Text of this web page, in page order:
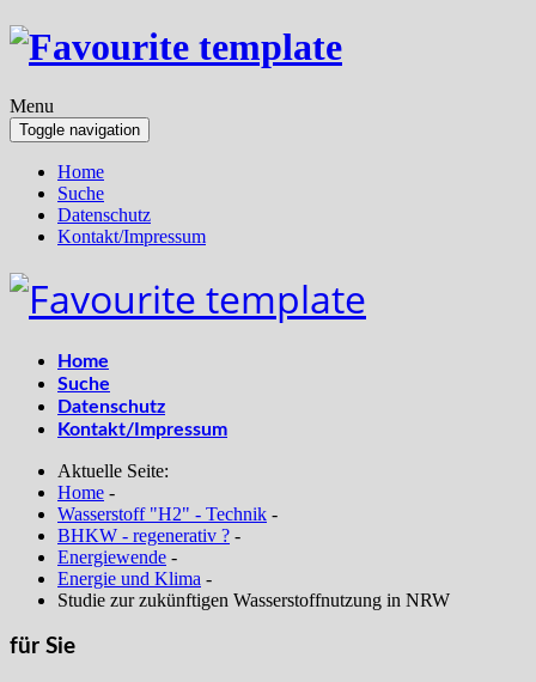
Menu
Toggle navigation
Home
Suche
Datenschutz
Kontakt/Impressum
Home
Suche
Datenschutz
Kontakt/Impressum
Aktuelle Seite:
Home -
Wasserstoff "H2" - Technik -
BHKW - regenerativ ? -
Energiewende -
Energie und Klima -
Studie zur zukünftigen Wasserstoffnutzung in NRW
für Sie